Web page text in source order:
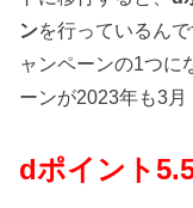
ンを行っているん
ャンペーンの1つに
ーンが2023年も3月
dポイント